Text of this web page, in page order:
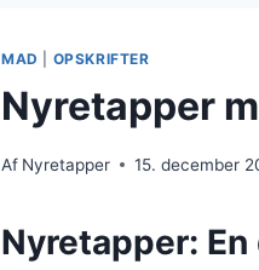
MAD OPSKRIFTER
Nyretapper
Af Nyretapper 15. december
Nyretapper: